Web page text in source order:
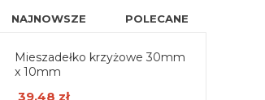
NAJNOWSZE POLECANE
Mieszadełko krzyżowe 30mm
x 10mm
39,48 zł